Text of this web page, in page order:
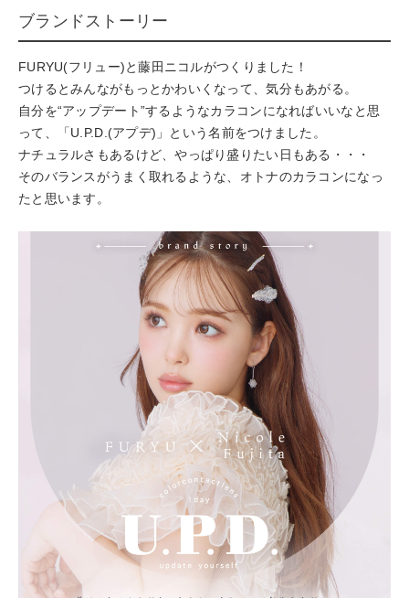
ブランドストーリー
FURYU(フリュー)と藤田ニコルがつくりました！
つけるとみんながもっとかわいくなって、気分もあがる。
自分を“アップデート”するようなカラコンになればいいなと思
って、「U.P.D.(アプデ)」という名前をつけました。
ナチュラルさもあるけど、やっぱり盛りたい日もある・・・
そのバランスがうまく取れるような、オトナのカラコンになっ
たと思います。